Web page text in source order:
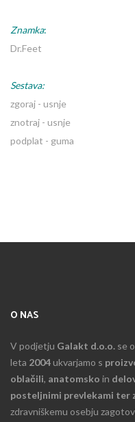
Znamka:
Dr.Feet
Sestava:
zgoraj - usnje
znotraj - usnje
podplat - guma
O NAS
V podjetju Galakt d.o.o. se
leta 2004ukvarjamo s
oblačili, anatomsko in
posteljnimi prevlekami ter
zdravniškemu osebju